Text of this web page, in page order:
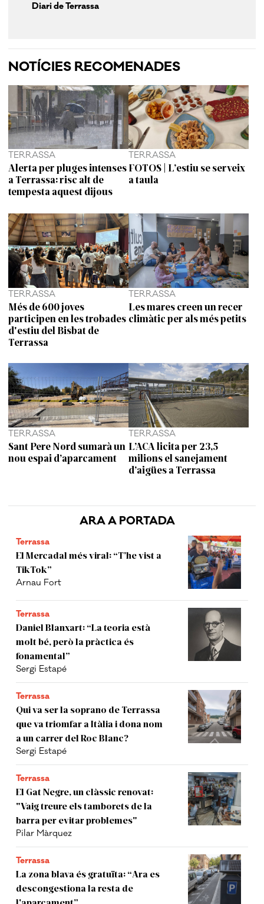
ARA A PORTADA
Terrassa
El Mercadal més viral: “T’he vist a
TikTok”
Arnau Fort
Terrassa
Daniel Blanxart: “La teoria està
molt bé, però la pràctica és
fonamental”
Sergi Estapé
Terrassa
Qui va ser la soprano de Terrassa
que va triomfar a Itàlia i dona nom
a un carrer del Roc Blanc?
Sergi Estapé
Terrassa
El Gat Negre, un clàssic renovat:
"Vaig treure els tamborets de la
barra per evitar problemes"
Pilar Màrquez
Terrassa
La zona blava és gratuïta: “Ara es
descongestiona la resta de
Diari de Terrassa
NOTÍCIES RECOMENADES
TERRASSA
Alerta per pluges intenses
a Terrassa: risc alt de
tempesta aquest dijous
TERRASSA
FOTOS | L’estiu se serveix
a taula
TERRASSA
Més de 600 joves
participen en les trobades
d'estiu del Bisbat de
Terrassa
TERRASSA
Les mares creen un recer
climàtic per als més petits
TERRASSA
Sant Pere Nord sumarà un
nou espai d’aparcament
TERRASSA
L’ACA licita per 23,5
milions el sanejament
d’aigües a Terrassa